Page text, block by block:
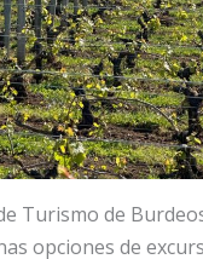
Turismo de
opciones de